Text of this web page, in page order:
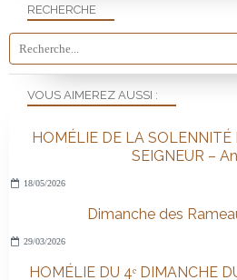
RECHERCHE
VOUS AIMEREZ AUSSI :
HOMÉLIE DE LA SOLENNITÉ
SEIGNEUR –
18/05/2026
Dimanche des
29/03/2026
HOMÉLIE DU 4ᵉ DIMANCHE